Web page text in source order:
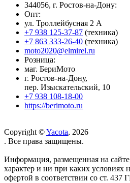
344056, г. Ростов-на-Дону:
Опт:
ул. Троллейбусная 2 А
+7 938 125-37-87 (техника)
+7 863 333-26-40 (техника)
moto2020@elmirel.ru
Розница:
маг. БериМото
г. Ростов-на-Дону,
пер. Изыскательский, 10
+7 938 108-18-00
https://berimoto.ru
Copyright ©Yacota, 2026
. Все права защищены.
Информация, размещенная на
характер и ни при каких условиях
офертой в соответствии со ст. 437